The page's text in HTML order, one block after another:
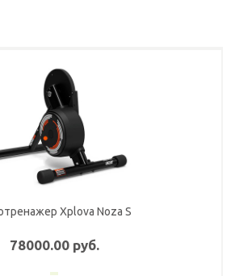
Велотренажер Xplova Noza S
78000.00 руб.